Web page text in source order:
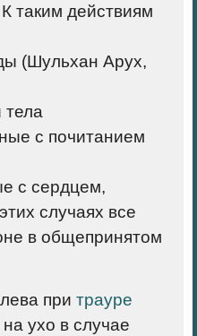
таким действиям
(Шульхан Арух,
с почитанием
с сердцем,
случаях все
в общепринятом
при трауре
ухо в случае